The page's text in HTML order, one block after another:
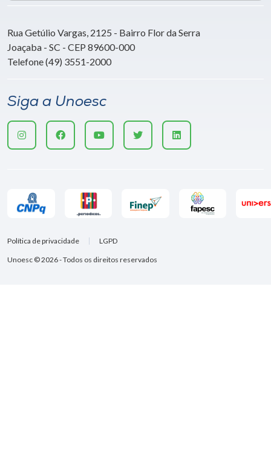
Rua Getúlio Vargas, 2125 - Bairro Flor da Serra
Joaçaba - SC - CEP 89600-000
Telefone (49) 3551-2000
Siga a Unoesc
Unoesc © 2026 - Todos os direitos reservados
Política de privacidade LGPD